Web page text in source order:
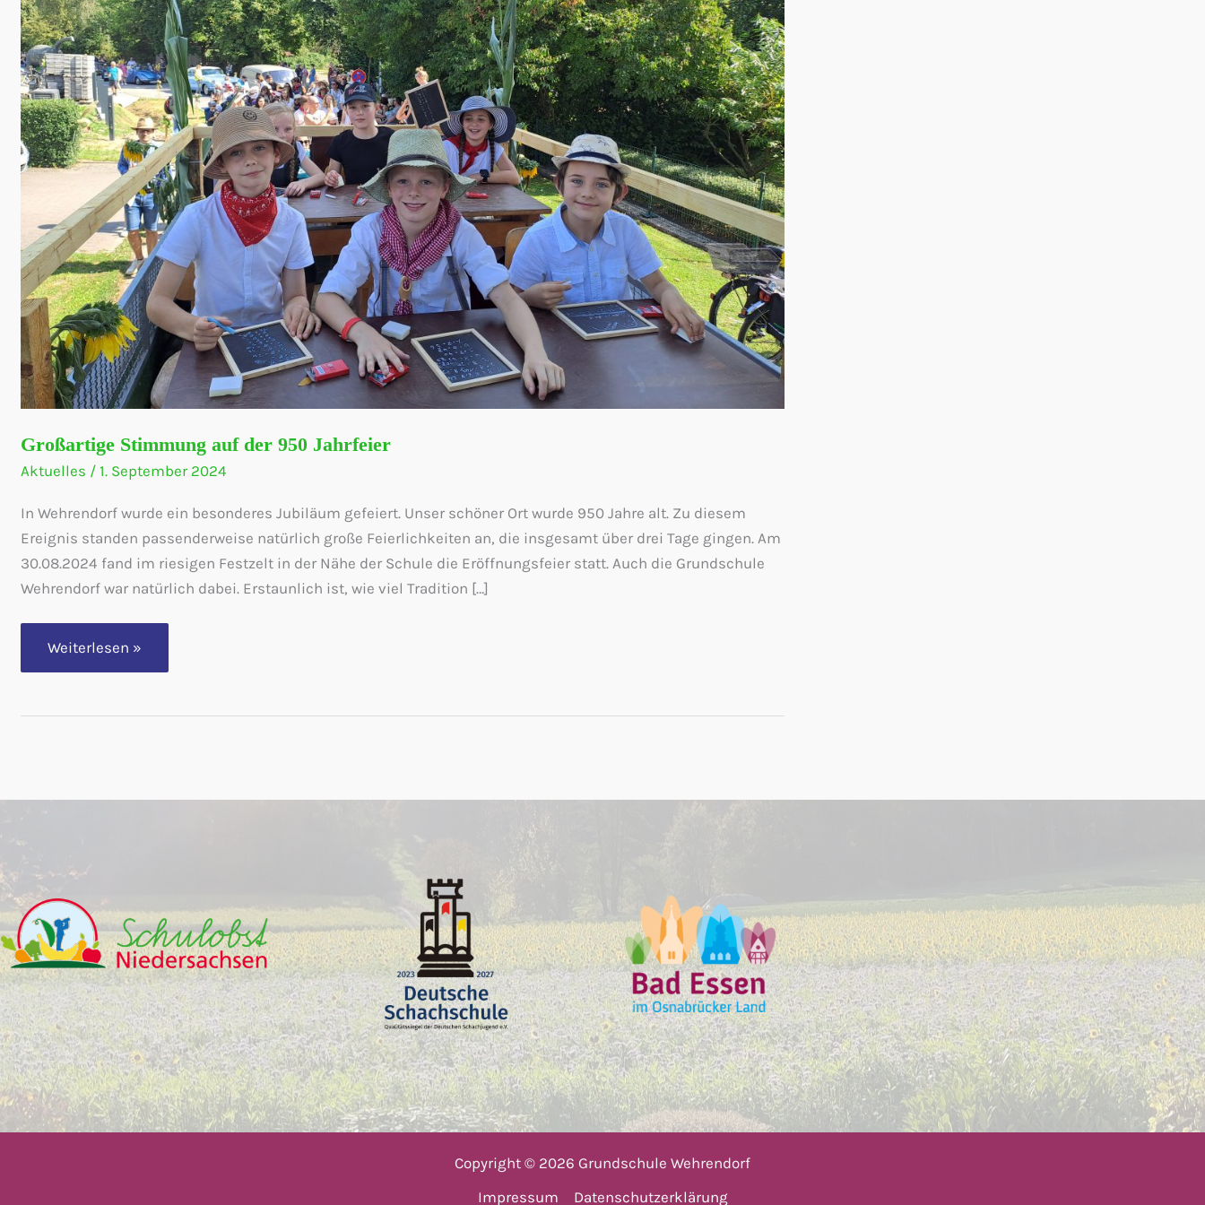
Großartige Stimmung auf der 950 Jahrfeier
Aktuelles / 1. September 2024
In Wehrendorf wurde ein besonderes Jubiläum gefeiert. Unser schöner Ort wurde 950 Jahre alt. Zu diesem
Ereignis standen passenderweise natürlich große Feierlichkeiten an, die insgesamt über drei Tage gingen. Am
30.08.2024 fand im riesigen Festzelt in der Nähe der Schule die Eröffnungsfeier statt. Auch die Grundschule
Wehrendorf war natürlich dabei. Erstaunlich ist, wie viel Tradition […]
Großartige
auf
Weiterlesen »
Copyright © 2026 Grundschule Wehrendorf
Impressum
Datenschutzerklärung